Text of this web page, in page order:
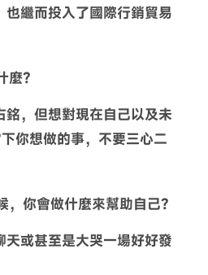
也繼而投入了國際行銷貿易
麼？
銘，但想對現在自己以及未
你想做的事，不要三心二
，你會做什麼來幫助自己？
天或甚至是大哭一場好好發